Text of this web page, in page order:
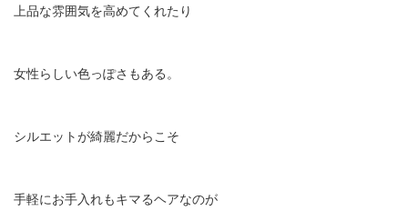
上品な雰囲気を高めてくれたり
女性らしい色っぽさもある。
シルエットが綺麗だからこそ
手軽にお手入れもキマるヘアなのが